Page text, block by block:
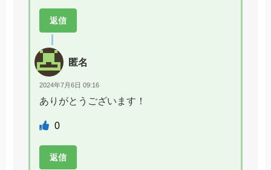
返信
匿名
2024年7月6日 09:16
ありがとうございます！
0
返信